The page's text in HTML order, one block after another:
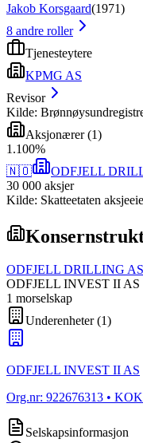
Jakob Korsgaard(1971)
8 andre roller
Tjenesteytere
KPMG AS
Revisor
Kilde:
Aksjonærer(1)
1 .100%
🇳🇴
ODFJELL
30 000 aksjer
Kilde: Skatteetaten
ODFJELL DRILLING AS
ODFJELL INVEST II AS
1 morselskap
Underenheter(1)
ODFJELL INVEST II AS
Org.nr: 922676313 •
Selskapsinformasjon